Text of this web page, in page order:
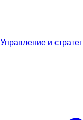
Управление и